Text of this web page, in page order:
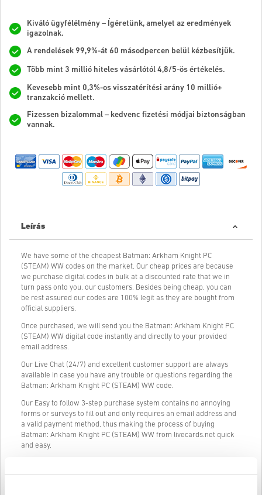
Kiváló ügyfélélmény – Ígéretünk, amelyet az eredmények
igazolnak.
A rendelések 99,9%-át 60 másodpercen belül kézbesítjük.
Több mint 3 millió hiteles vásárlótól 4,8/5-ös értékelés.
Kevesebb mint 0,3%-os visszatérítési arány 10 millió+
tranzakció mellett.
Fizessen bizalommal – kedvenc fizetési módjai biztonságban
vannak.
Leírás
We have some of the cheapest Batman: Arkham Knight PC
(STEAM) WW codes on the market. Our cheap prices are because
we purchase digital codes in bulk at a discounted rate that we in
turn pass onto you, our customers. Besides being cheap, you can
be rest assured our codes are 100% legit as they are bought from
official suppliers.
Once purchased, we will send you the Batman: Arkham Knight PC
(STEAM) WW digital code instantly and directly to your provided
email address.
Our Live Chat (24/7) and excellent customer support are always
available in case you have any trouble or questions regarding the
Batman: Arkham Knight PC (STEAM) WW code.
Our Easy to follow 3-step purchase system contains no annoying
forms or surveys to fill out and only requires an email address and
a valid payment method, thus making the process of buying
Batman: Arkham Knight PC (STEAM) WW from livecards.net quick
and easy.